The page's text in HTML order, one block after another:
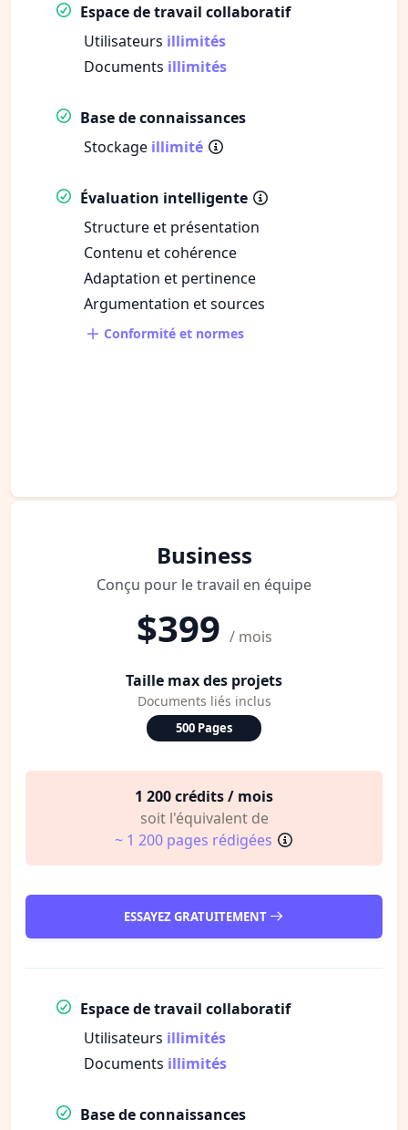
Espace de travail collaboratif
Utilisateurs illimités
Documents illimités
Base de connaissances
Stockage illimité
Évaluation intelligente
Structure et présentation
Contenu et cohérence
Adaptation et pertinence
Argumentation et sources
Conformité et normes
Business
Conçu pour le travail en équipe
$399 / mois
Taille max des projets
Documents liés inclus
500 Pages
1 200 crédits / mois
soit l'équivalent de
~ 1 200 pages rédigées
ESSAYEZ GRATUITEMENT
Espace de travail collaboratif
Utilisateurs illimités
Documents illimités
Base de connaissances